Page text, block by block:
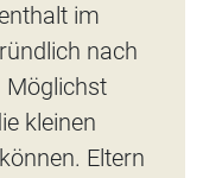
im
nach
Möglichst
kleinen
Eltern